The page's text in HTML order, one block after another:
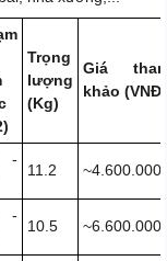
Trọng
lượng
(Kg)
Giá
khảo (VNĐ)
-
11.2 ~4.600.000
-
10.5 ~6.600.000